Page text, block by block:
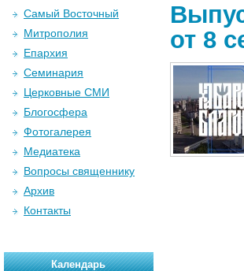
от 8
Самый Восточный
Митрополия
Епархия
Семинария
Церковные СМИ
Блогосфера
Фотогалерея
Медиатека
Вопросы священнику
Архив
Контакты
Календарь